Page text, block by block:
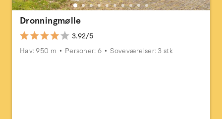
Dronningmølle
3.92/5
Hav: 950 m
Personer: 6 Soveværelser: 3 stk